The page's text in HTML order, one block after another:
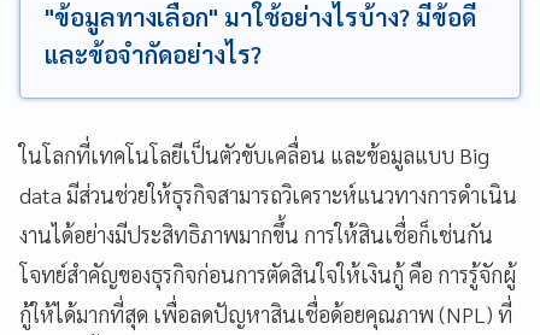
"ข้อมูลทางเลือก" มาใช้อย่างไรบ้าง? มีข้อดี
และข้อจำกัดอย่างไร?
ในโลกที่เทคโนโลยีเป็นตัวขับเคลื่อน และข้อมูลแบบ Big
data มีส่วนช่วยให้ธุรกิจสามารถวิเคราะห์แนวทางการดำเนิน
งานได้อย่างมีประสิทธิภาพมากขึ้น การให้สินเชื่อก็เช่นกัน
โจทย์สำคัญของธุรกิจก่อนการตัดสินใจให้เงินกู้ คือ การรู้จักผู้
กู้ให้ได้มากที่สุด เพื่อลดปัญหาสินเชื่อด้อยคุณภาพ (NPL) ที่